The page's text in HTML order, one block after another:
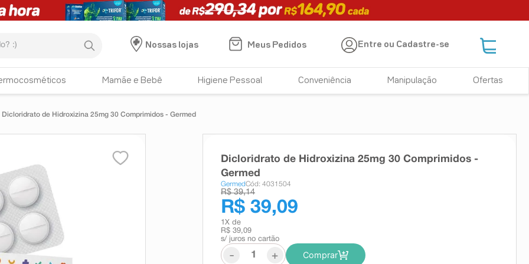
Nossas lojas
Meus Pedidos Entre ou Cadastre-se
Mamãe e Bebê Higiene Pessoal Conveniência Manipulação Ofertas
Dicloridrato de Hidroxizina 25mg 30 Comprimidos - Germed
Dicloridrato de Hidroxizina 25mg 30 Comprimidos -
Germed
GermedCód: 4031504
R$ 39,14
R$ 39,09
1 X de
R$ 39,09
s/ juros no cartão
- + Comprar